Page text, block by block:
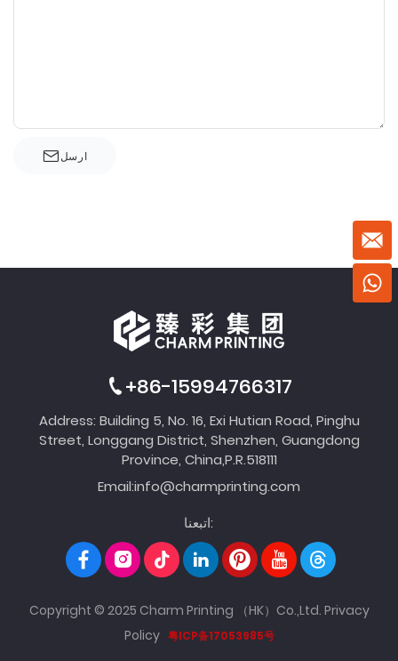
ارسل
+86-15994766317
Address: Building 5, No. 16, Exi Hutian Road, Pinghu
Street, Longgang District, Shenzhen, Guangdong
Province, China,P.R.518111
Email:info@charmprinting.com
اتبعنا:
Copyright © 2025 Charm Printing （HK）Co.,Ltd. Privacy
Policy 粤ICP备17053985号